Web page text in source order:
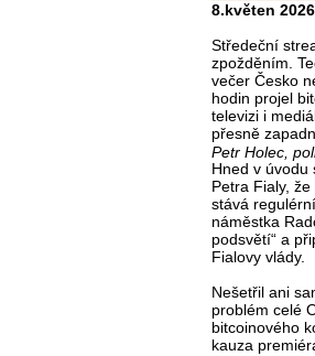
Petr Holec,
8.květen
Středeční
zpožděním.
večer Česko
hodin projel
televizi i
přesně
Hned v úvodu
Petra Fialy,
stává
náměstka
podsvětí“ a
Fialovy vlády.
Nešetřil ani
problém celé
bitcoinového
kauza